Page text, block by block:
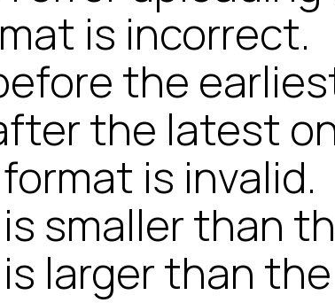
is incorrect.
the
the latest
is invalid.
smaller than
larger than